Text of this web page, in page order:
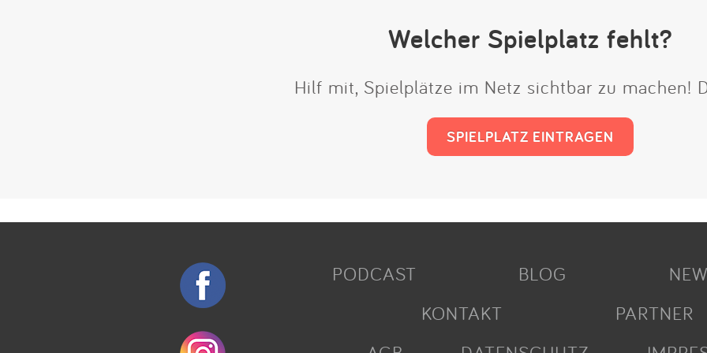
Welcher Spielplatz fehlt?
Hilf mit, Spielplätze im Netz sichtbar zu machen!
SPIELPLATZ EINTRAGEN
PODCAST BLOG
KONTAKT
PARTNER